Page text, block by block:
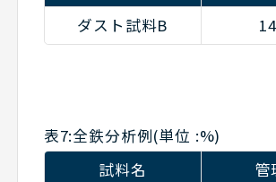
ダスト試料B
表7:全鉄分析例(単位 :%)
試料名
管